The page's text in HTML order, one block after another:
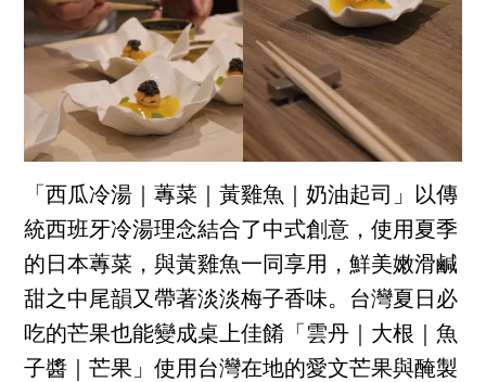
「西瓜冷湯｜蓴菜｜黃雞魚｜奶油起司」以傳
統西班牙冷湯理念結合了中式創意，使用夏季
的日本蓴菜，與黃雞魚一同享用，鮮美嫩滑鹹
甜之中尾韻又帶著淡淡梅子香味。台灣夏日必
吃的芒果也能變成桌上佳餚「雲丹｜大根｜魚
子醬｜芒果」使用台灣在地的愛文芒果與醃製